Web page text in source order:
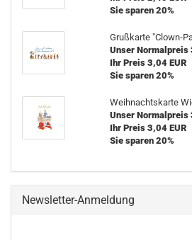
Sie sparen 20%
Grußkarte "Clown-
Unser Normalpreis
Ihr Preis 3,04 EUR
Sie sparen 20%
Weihnachtskarte
Unser Normalpreis
Ihr Preis 3,04 EUR
Sie sparen 20%
Newsletter-Anmeldung